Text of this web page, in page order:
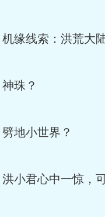
线索：洪荒大陆
？
小世界？
君心中一惊，可